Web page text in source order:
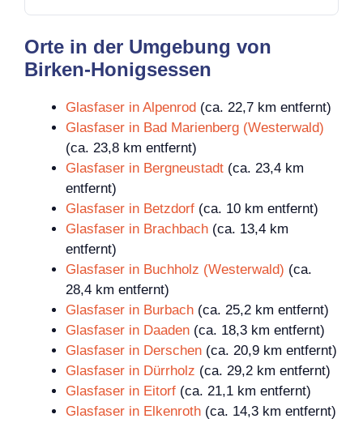
Orte in der Umgebung von
Birken-Honigsessen
Glasfaser in Alpenrod (ca. 22,7 km entfernt)
Glasfaser in Bad Marienberg (Westerwald)
(ca. 23,8 km entfernt)
Glasfaser in Bergneustadt (ca. 23,4 km
entfernt)
Glasfaser in Betzdorf (ca. 10 km entfernt)
Glasfaser in Brachbach (ca. 13,4 km
entfernt)
Glasfaser in Buchholz (Westerwald) (ca.
28,4 km entfernt)
Glasfaser in Burbach (ca. 25,2 km entfernt)
Glasfaser in Daaden (ca. 18,3 km entfernt)
Glasfaser in Derschen (ca. 20,9 km entfernt)
Glasfaser in Dürrholz (ca. 29,2 km entfernt)
Glasfaser in Eitorf (ca. 21,1 km entfernt)
Glasfaser in Elkenroth (ca. 14,3 km entfernt)